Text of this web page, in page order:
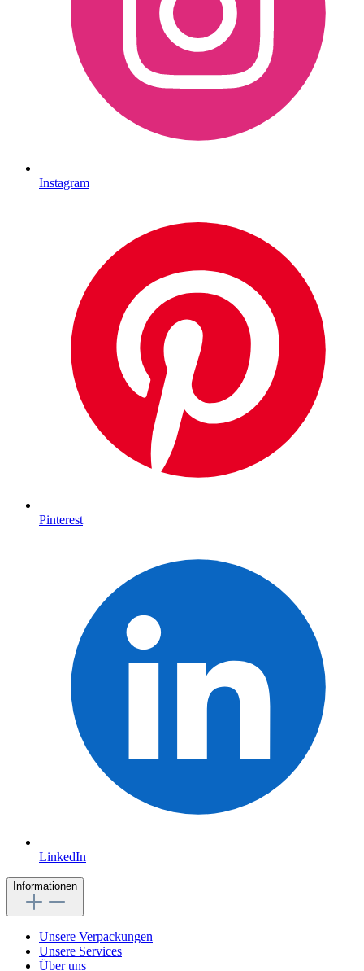
Instagram
Pinterest
LinkedIn
Informationen
Unsere Verpackungen
Unsere Services
Über uns